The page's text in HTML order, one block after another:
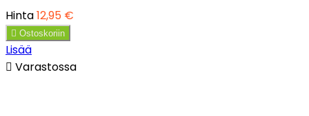
Hinta12,95 €
 Ostoskoriin
Lisää
 Varastossa